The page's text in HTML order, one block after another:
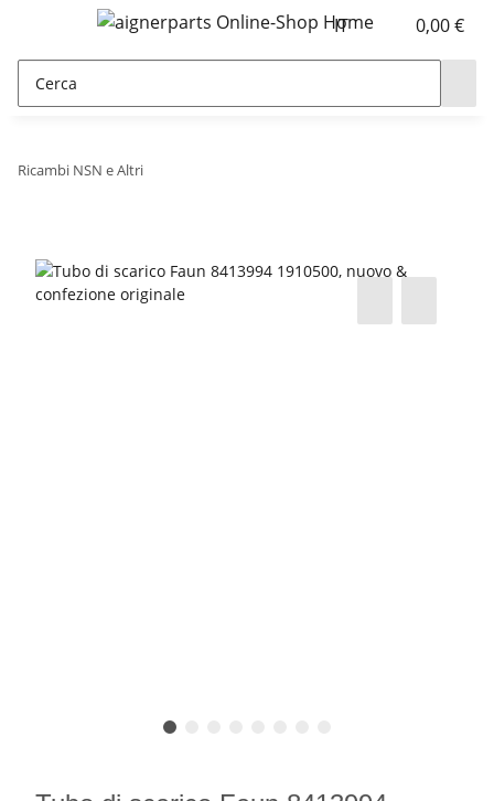
IT 0,00 €
Ricambi NSN e Altri